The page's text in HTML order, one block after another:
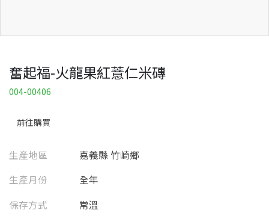
奮起福-火龍果紅薏仁米磚
004-00406
前往購買
生產地區
嘉義縣 竹崎鄉
生產月份
全年
保存方式
常溫